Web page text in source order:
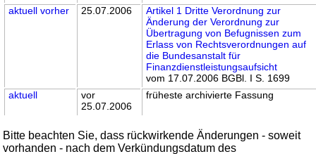
aktuell vorher 25.07.2006
Artikel 1 Dritte Verordnung zur
Änderung der Verordnung zur
Übertragung von Befugnissen zum
Erlass von Rechtsverordnungen auf
die Bundesanstalt für
Finanzdienstleistungsaufsicht
vom 17.07.2006 BGBl. I S. 1699
aktuell
vor
25.07.2006
früheste archivierte Fassung
Bitte beachten Sie, dass rückwirkende Änderungen - soweit
vorhanden - nach dem Verkündungsdatum des